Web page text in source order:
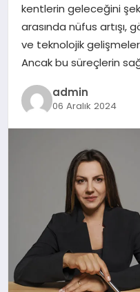
kentlerin geleceğini
arasında nüfus artışı,
ve teknolojik
Ancak bu süreçlerin
admin
06 Aralık 2024